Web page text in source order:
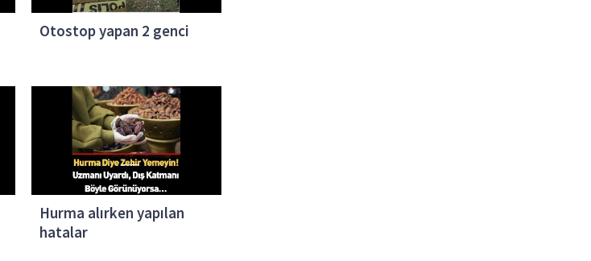
Otostop yapan 2 genci
Hurma alırken yapılan
hatalar